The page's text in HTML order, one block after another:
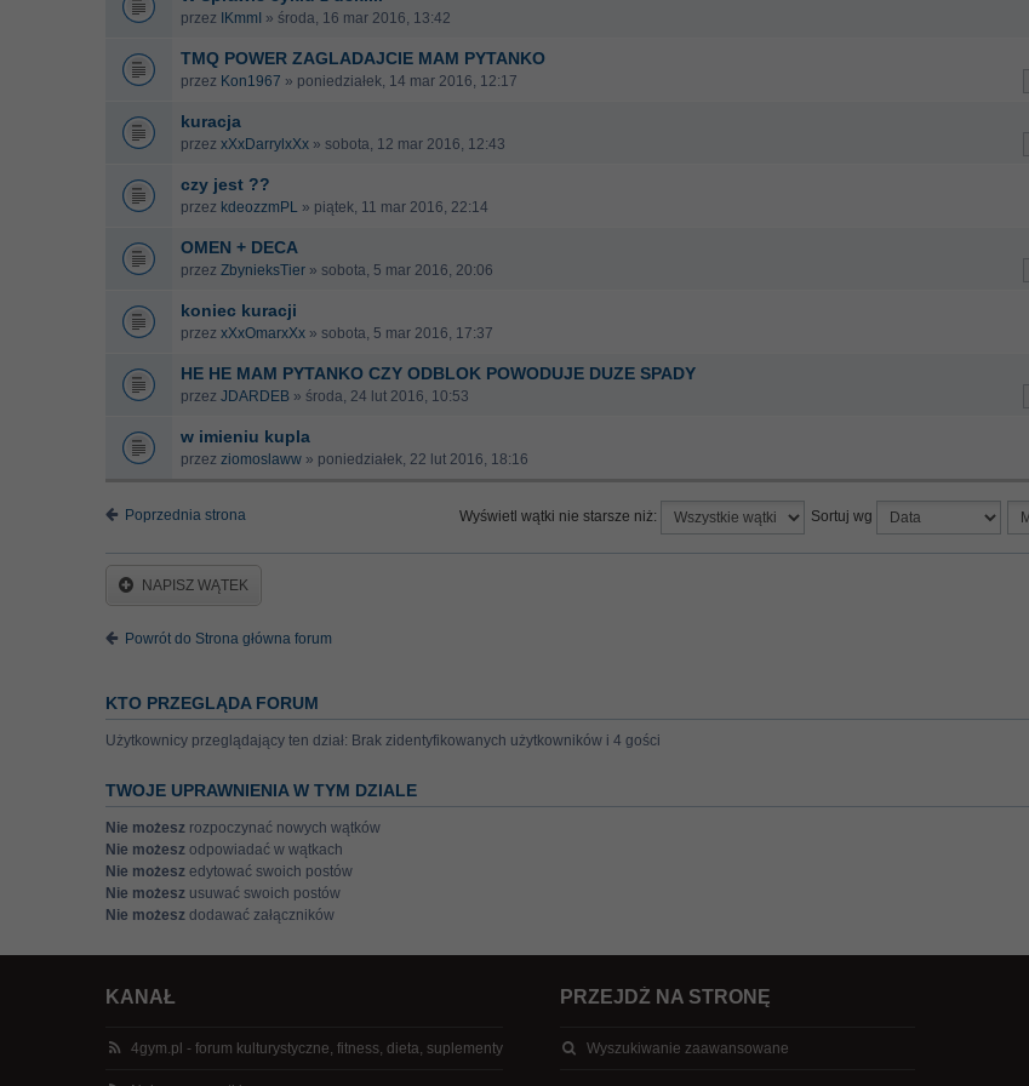
przez IKmmI » środa, 16 mar 2016, 13:42
TMQ POWER ZAGLADAJCIE MAM PYTANKO
przez Kon1967 » poniedziałek, 14 mar 2016, 12:17
kuracja
przez xXxDarrylxXx » sobota, 12 mar 2016, 12:43
czy jest ??
przez kdeozzmPL » piątek, 11 mar 2016, 22:14
OMEN + DECA
przez ZbynieksTier » sobota, 5 mar 2016, 20:06
koniec kuracji
przez xXxOmarxXx » sobota, 5 mar 2016, 17:37
HE HE MAM PYTANKO CZY ODBLOK POWODUJE DUZE SPADY
przez JDARDEB » środa, 24 lut 2016, 10:53
w imieniu kupla
przez ziomoslaww » poniedziałek, 22 lut 2016, 18:16
Poprzednia strona Wyświetl wątki nie starsze niż: Sortuj wg
NAPISZ WĄTEK
Powrót do Strona główna forum
KTO PRZEGLĄDA FORUM
Użytkownicy przeglądający ten dział: Brak zidentyfikowanych użytkowników i 4 gości
TWOJE UPRAWNIENIA W TYM DZIALE
Nie możesz rozpoczynać nowych wątków
Nie możesz odpowiadać w wątkach
Nie możesz edytować swoich postów
Nie możesz usuwać swoich postów
Nie możesz dodawać załączników
KANAŁ
4gym.pl - forum kulturystyczne, fitness, dieta, suplementy
PRZEJDŹ NA STRONĘ
Wyszukiwanie zaawansowane